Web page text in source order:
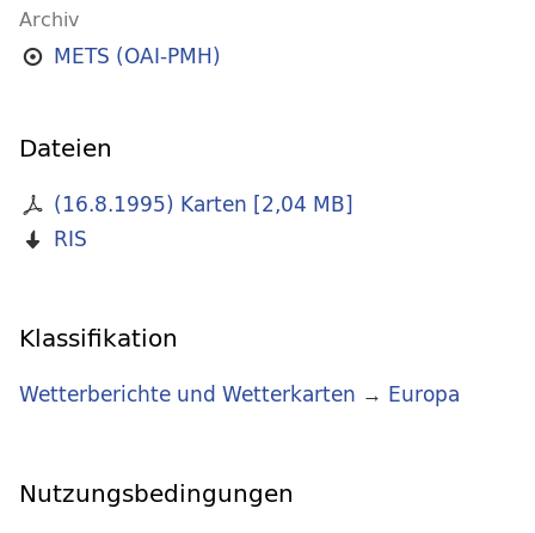
Archiv
METS (OAI-PMH)
Dateien
(16.8.1995) Karten [2,04 MB]
RIS
Klassifikation
Wetterberichte und Wetterkarten → Europa
Nutzungsbedingungen